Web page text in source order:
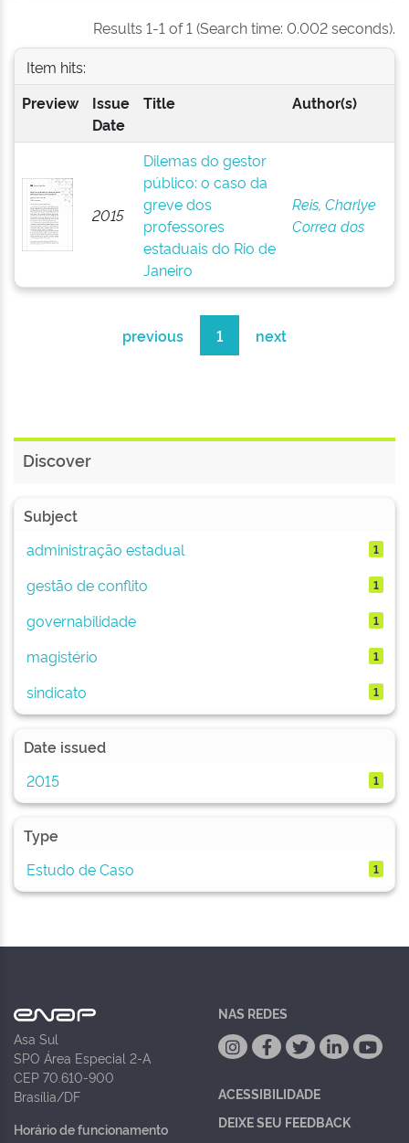
Results 1-1 of 1 (Search time: 0.002 seconds).
Item hits:
Preview
Issue
Date
Title Author(s)
2015
Dilemas do gestor
público: o caso da
greve dos
professores
estaduais do Rio de
Janeiro
Reis, Charlye
Correa dos
previous 1 next
Discover
Subject
administração estadual
1
gestão de conflito 1
governabilidade 1
magistério 1
sindicato 1
Date issued
2015
1
Type
Estudo de Caso
1
Asa Sul
SPO Área Especial 2-A
CEP 70.610-900
Brasília/DF
Horário de funcionamento
NAS REDES
ACESSIBILIDADE
DEIXE SEU FEEDBACK